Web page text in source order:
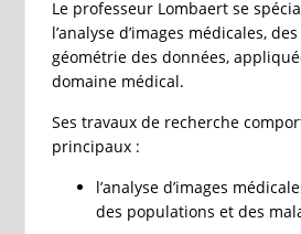
Le professeur Lombaert se
l’analyse d’images médicales,
géométrie des données,
domaine médical.
Ses travaux de recherche
principaux :
l’analyse d’images
des populations et des